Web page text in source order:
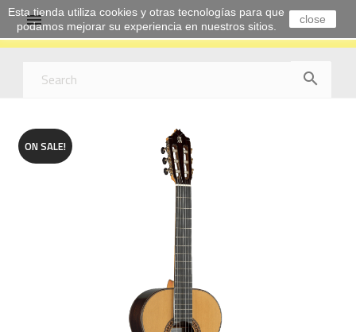


ON SALE!
Esta tienda utiliza cookies y otras tecnologías para que
podamos mejorar su experiencia en nuestros sitios.
close